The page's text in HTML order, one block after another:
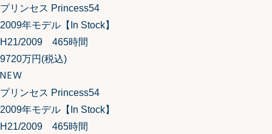
プリンセス Princess54
2009年モデル【In Stock】
H21/2009 465時間
9720万円 (税込)
NEW
プリンセス Princess54
2009年モデル【In Stock】
H21/2009 465時間